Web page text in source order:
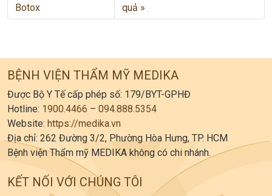
Botox
quả
BỆNH VIỆN THẨM MỸ MEDIKA
Được Bộ Y Tế cấp phép số: 179/BYT-GPHĐ
Hotline: 1900.4466 – 094.888.5354
Website: https://medika.vn
Địa chỉ: 262 Đường 3/2, Phường Hòa Hưng, TP. HCM
Bệnh viện Thẩm mỹ MEDIKA không có chi nhánh.
KẾT NỐI VỚI CHÚNG TÔI